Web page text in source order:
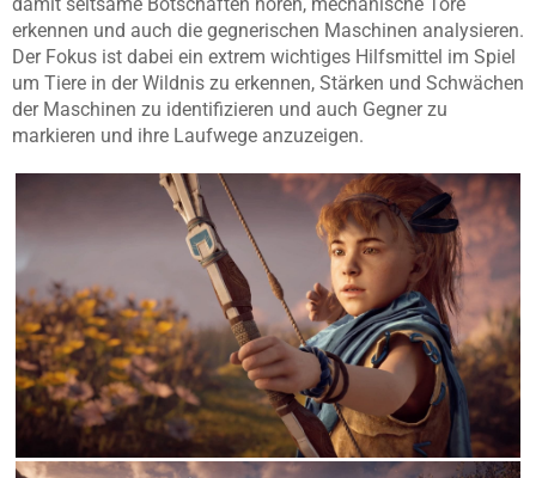
damit seltsame Botschaften hören, mechanische Tore
erkennen und auch die gegnerischen Maschinen analysieren.
Der Fokus ist dabei ein extrem wichtiges Hilfsmittel im Spiel
um Tiere in der Wildnis zu erkennen, Stärken und Schwächen
der Maschinen zu identifizieren und auch Gegner zu
markieren und ihre Laufwege anzuzeigen.